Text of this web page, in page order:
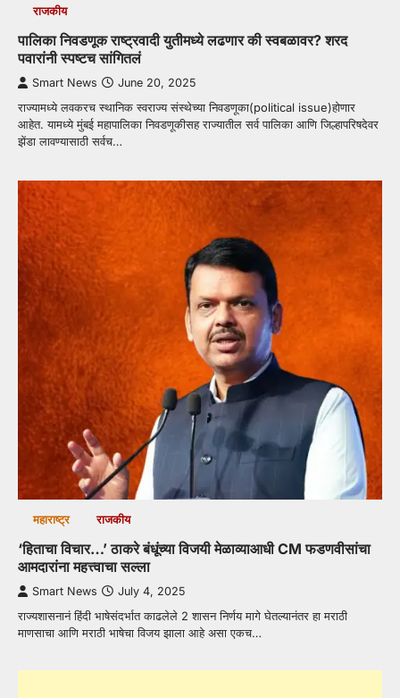
राजकीय
पालिका निवडणूक राष्ट्रवादी युतीमध्ये लढणार की स्वबळावर? शरद
पवारांनी स्पष्टच सांगितलं
Smart News June 20, 2025
राज्यामध्ये लवकरच स्थानिक स्वराज्य संस्थेच्या निवडणूका(political issue)होणार
आहेत. यामध्ये मुंबई महापालिका निवडणूकीसह राज्यातील सर्व पालिका आणि जिल्हापरिषदेवर
झेंडा लावण्यासाठी सर्वच…
महाराष्ट्र राजकीय
‘हिताचा विचार…’ ठाकरे बंधूंच्या विजयी मेळाव्याआधी CM फडणवीसांचा
आमदारांना महत्त्वाचा सल्ला
Smart News July 4, 2025
राज्यशासनानं हिंदी भाषेसंदर्भात काढलेले 2 शासन निर्णय मागे घेतल्यानंतर हा मराठी
माणसाचा आणि मराठी भाषेचा विजय झाला आहे असा एकच…